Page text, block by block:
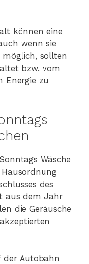
können eine
wenn sie
sollten
bzw. vom
Energie zu
Wäsche
des
aus dem Jahr
die Geräusche
der Autobahn